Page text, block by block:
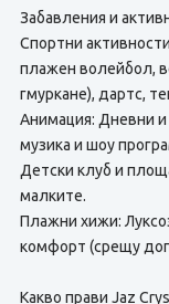
Забавления и
Спортни
плажен волейбол,
гмуркане), дартс,
Анимация: Дневни
музика и шоу
Детски клуб и
малките.
Плажни хижи:
комфорт (срещу
Какво прави Jaz